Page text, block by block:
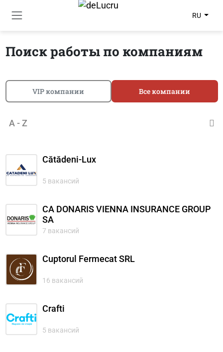
RU
Поиск работы по компаниям
VIP компании Все компании
A - Z
Cătădeni-Lux
5 вакансий
CA DONARIS VIENNA INSURANCE GROUP
SA
7 вакансий
Cuptorul Fermecat SRL
16 вакансий
Crafti
5 вакансий